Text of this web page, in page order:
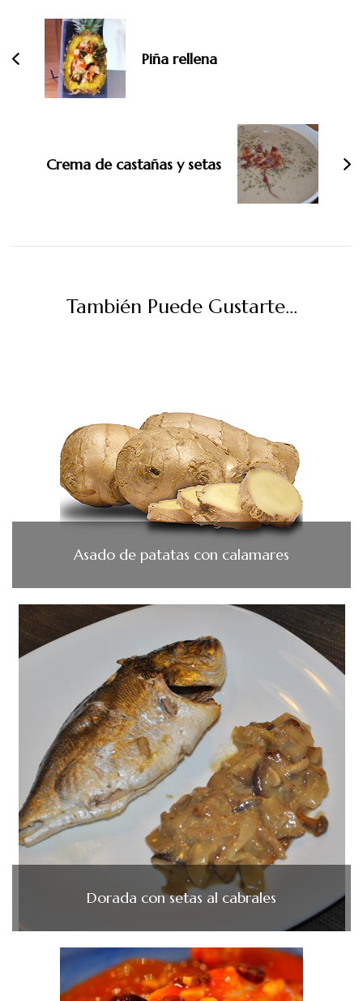
entradas
Piña rellena
Crema de castañas y setas
También Puede Gustarte...
Asado de patatas con calamares
Dorada con setas al cabrales